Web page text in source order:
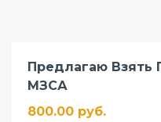
Предлагаю Взять
МЗСА
800.00 руб.